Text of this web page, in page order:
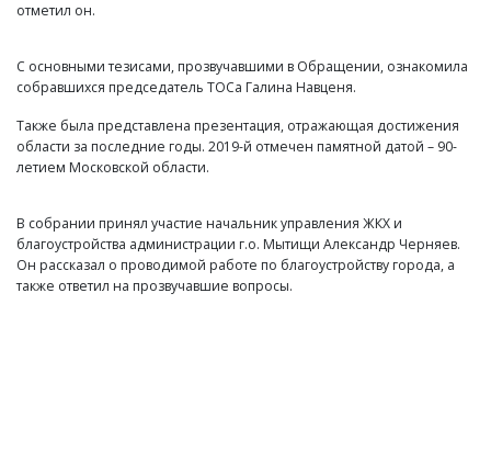
отметил он.
С основными тезисами, прозвучавшими в Обращении, ознакомила
собравшихся председатель ТОСа Галина Навценя.
Также была представлена презентация, отражающая достижения
области за последние годы. 2019-й отмечен памятной датой – 90-
летием Московской области.
В собрании принял участие начальник управления ЖКХ и
благоустройства администрации г.о. Мытищи Александр Черняев.
Он рассказал о проводимой работе по благоустройству города, а
также ответил на прозвучавшие вопросы.